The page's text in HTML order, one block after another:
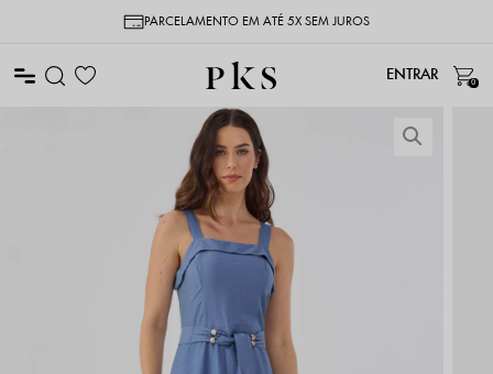
PARCELAMENTO EM ATÉ 5X SEM JUROS
0